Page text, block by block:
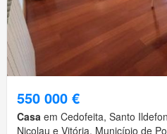
550 000 €
Casa em Cedofeita, Santo
Nicolau e Vitória, Município de